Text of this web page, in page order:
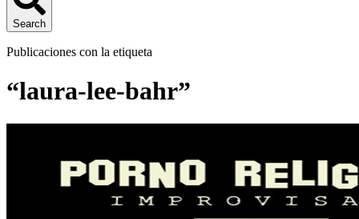
Search
Publicaciones con la etiqueta
“laura-lee-bahr”